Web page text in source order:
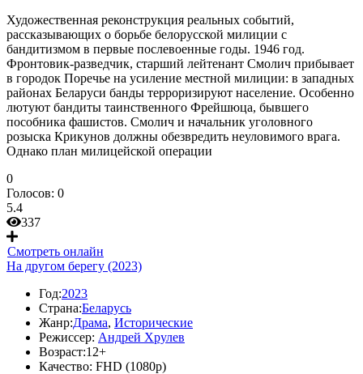
Художественная реконструкция реальных событий,
рассказывающих о борьбе белорусской милиции с
бандитизмом в первые послевоенные годы. 1946 год.
Фронтовик-разведчик, старший лейтенант Смолич прибывает
в городок Поречье на усиление местной милиции: в западных
районах Беларуси банды терроризируют население. Особенно
лютуют бандиты таинственного Фрейшюца, бывшего
пособника фашистов. Смолич и начальник уголовного
розыска Крикунов должны обезвредить неуловимого врага.
Однако план милицейской операции
0
Голосов: 0
5.4
337
Смотреть онлайн
На другом берегу (2023)
Год:2023
Страна:Беларусь
Жанр:Драма, Исторические
Режиссер: Андрей Хрулев
Возраст:12+
Качество: FHD (1080p)